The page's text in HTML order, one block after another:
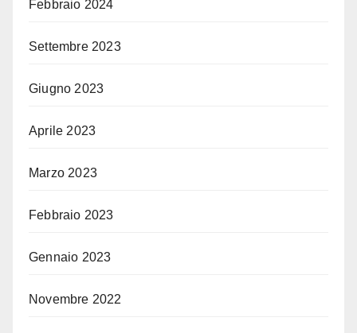
Febbraio 2024
Settembre 2023
Giugno 2023
Aprile 2023
Marzo 2023
Febbraio 2023
Gennaio 2023
Novembre 2022